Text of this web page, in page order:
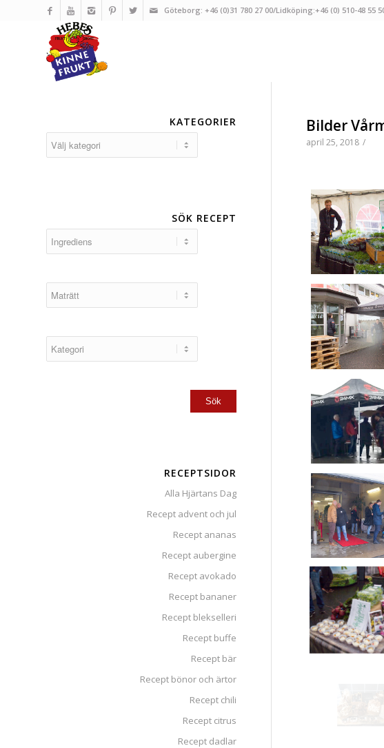
Göteborg: +46 (0)31 780 27 00/Lidköping:+46 (0) 510-48 55
Bilder
april 25, 2018 /
KATEGORIER
SÖK RECEPT
RECEPTSIDOR
Alla Hjärtans Dag
Recept advent och jul
Recept ananas
Recept aubergine
Recept avokado
Recept bananer
Recept blekselleri
Recept buffe
Recept bär
Recept bönor och ärtor
Recept chili
Recept citrus
Recept dadlar